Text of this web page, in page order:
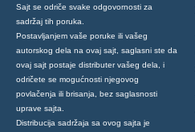
Sajt se odriče svake odgovornosti za
sadržaj tih poruka.
Postavljanjem vaše poruke ili vašeg
autorskog dela na ovaj sajt, saglasni ste da
ovaj sajt postaje distributer vašeg dela, i
odričete se mogućnosti njegovog
povlačenja ili brisanja, bez saglasnosti
uprave sajta.
Distribucija sadržaja sa ovog sajta je